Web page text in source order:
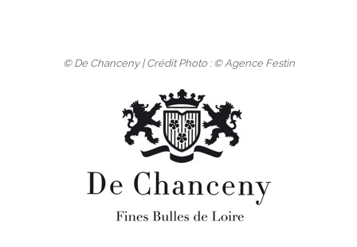
© De Chanceny | Crédit Photo : © Agence Festin